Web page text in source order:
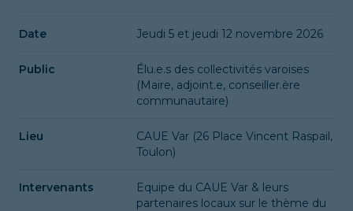
Date Jeudi 5 et jeudi 12 novembre 2026
Public
Élu.e.s des collectivités varoises
(Maire, adjoint.e, conseiller.ère
communautaire)
Lieu
CAUE Var (26 Place Vincent Raspail,
Toulon)
Intervenants
Equipe du CAUE Var & leurs
partenaires locaux sur le thème du